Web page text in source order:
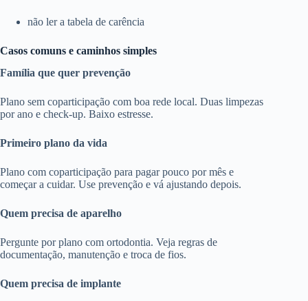
não ler a tabela de carência
Casos comuns e caminhos simples
Família que quer prevenção
Plano sem coparticipação com boa rede local. Duas limpezas
por ano e check-up. Baixo estresse.
Primeiro plano da vida
Plano com coparticipação para pagar pouco por mês e
começar a cuidar. Use prevenção e vá ajustando depois.
Quem precisa de aparelho
Pergunte por plano com ortodontia. Veja regras de
documentação, manutenção e troca de fios.
Quem precisa de implante